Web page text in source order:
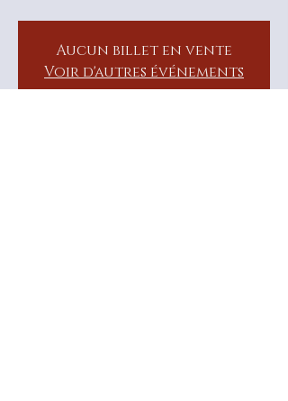
Aucun billet en vente
Voir d'autres événements